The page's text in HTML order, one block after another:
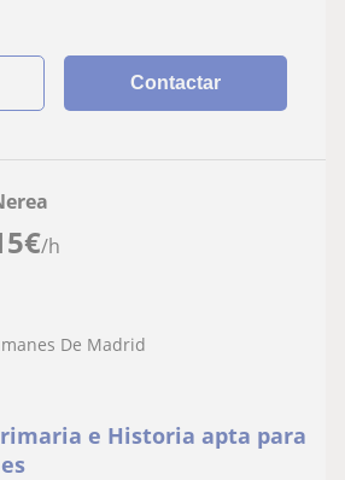
Contactar
€/h
De Madrid
e Historia apta para